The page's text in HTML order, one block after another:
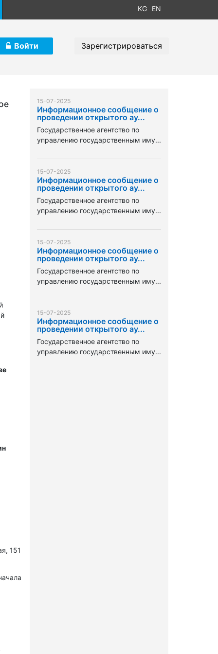
KG EN
Войти Зарегистрироваться
151
15-07-2025
Информационное сообщение о
проведении открытого ау...
Государственное агентство по
управлению государственным иму...
15-07-2025
Информационное сообщение о
проведении открытого ау...
Государственное агентство по
управлению государственным иму...
15-07-2025
Информационное сообщение о
проведении открытого ау...
Государственное агентство по
управлению государственным иму...
15-07-2025
Информационное сообщение о
проведении открытого ау...
Государственное агентство по
управлению государственным иму...